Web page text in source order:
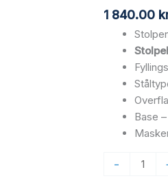
1 840.00
Base
-
16mm,